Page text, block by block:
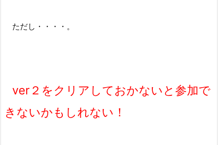
ただし・・・・。
ver２をクリアしておかないと参加で
きないかもしれない！